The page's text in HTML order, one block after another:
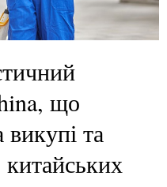
що
викупі та
китайських